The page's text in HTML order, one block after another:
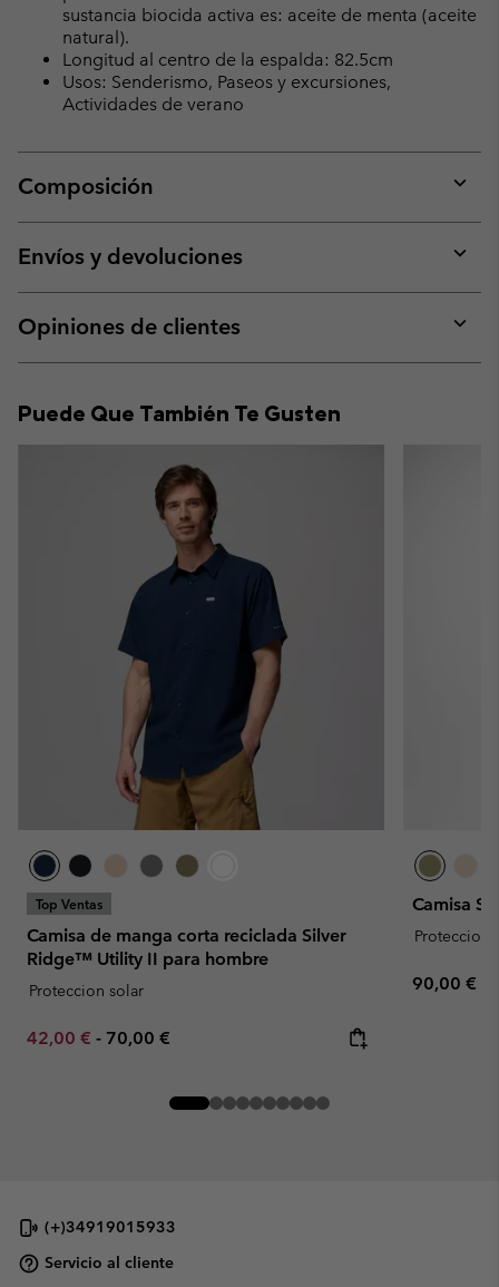
sustancia biocida activa es: aceite de menta (aceite
natural).
Longitud al centro de la espalda: 82.5cm
Usos: Senderismo, Paseos y excursiones,
Actividades de verano
Composición
or
Envíos y devoluciones
or
Opiniones de clientes
or
Puede Que También Te Gusten
Top Ventas
Camisa de manga corta reciclada Silver
Ridge™ Utility II para hombre
Proteccion solar
Minimum sale price:
42,00 € - Maximum price:
70,00 €
Camisa
Proteccion
Regular
90,00 €
(+)34919015933
Servicio al cliente